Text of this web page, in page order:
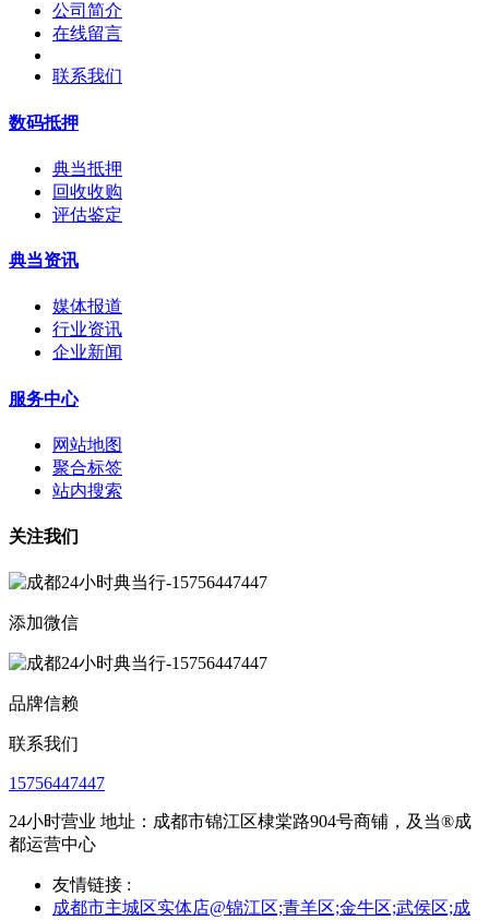
公司简介
在线留言
联系我们
数码抵押
典当抵押
回收收购
评估鉴定
典当资讯
媒体报道
行业资讯
企业新闻
服务中心
网站地图
聚合标签
站内搜索
关注我们
添加微信
品牌信赖
联系我们
15756447447
24小时营业 地址：成都市锦江区棣棠路904号商铺，及当®成
都运营中心
友情链接 :
成都市主城区实体店@锦江区;青羊区;金牛区;武侯区;成